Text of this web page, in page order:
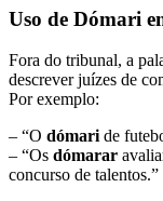
Uso de Dómari
Fora do tribunal, a
descrever juízes de
Por exemplo:
– “O dómari de
– “Os dómarar
concurso de talentos.”